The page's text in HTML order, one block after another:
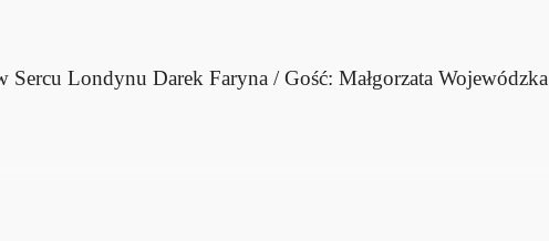
Sercu Londynu Darek Faryna / Gość: Małgorzata Wojewódzka